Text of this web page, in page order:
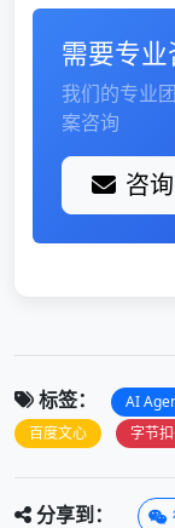
需要专业
我们的专业
案咨询
咨
标签： AI
百度文心
字节
分享到：